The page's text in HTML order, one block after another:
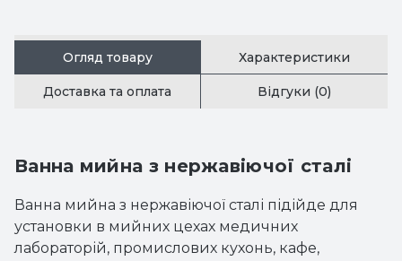
Огляд товару Характеристики
Доставка та оплата Відгуки (0)
Ванна мийна з нержавіючої сталі
Ванна мийна з нержавіючої сталі підійде для
установки в мийних цехах медичних
лабораторій, промислових кухонь, кафе,